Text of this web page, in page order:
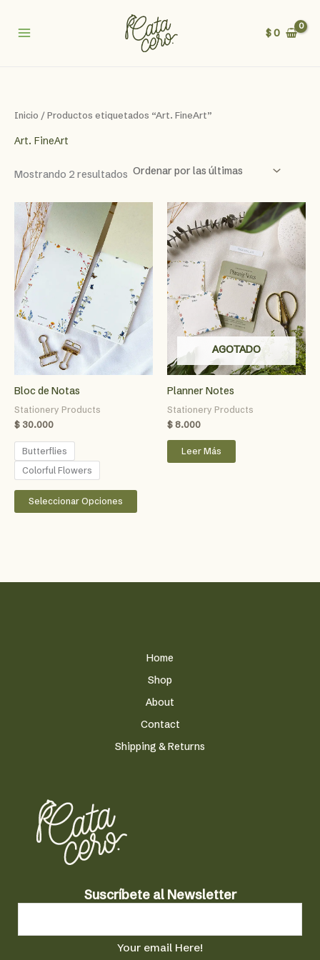
contenido
$0
Inicio / Productos etiquetados “Art. FineArt”
Art. FineArt
Mostrando 2 resultados Sorted
Bloc de Notas
Stationery Products
$ 30.000
Butterflies
Colorful Flowers
Seleccionar Opciones
Este
producto
en
página
de
producto
AGOTADO
Planner Notes
Stationery Products
$ 8.000
Leer Más
Home
Shop
About
Contact
Shipping & Returns
N
e
s
l
Suscríbete al Newsletter
Your email Here!